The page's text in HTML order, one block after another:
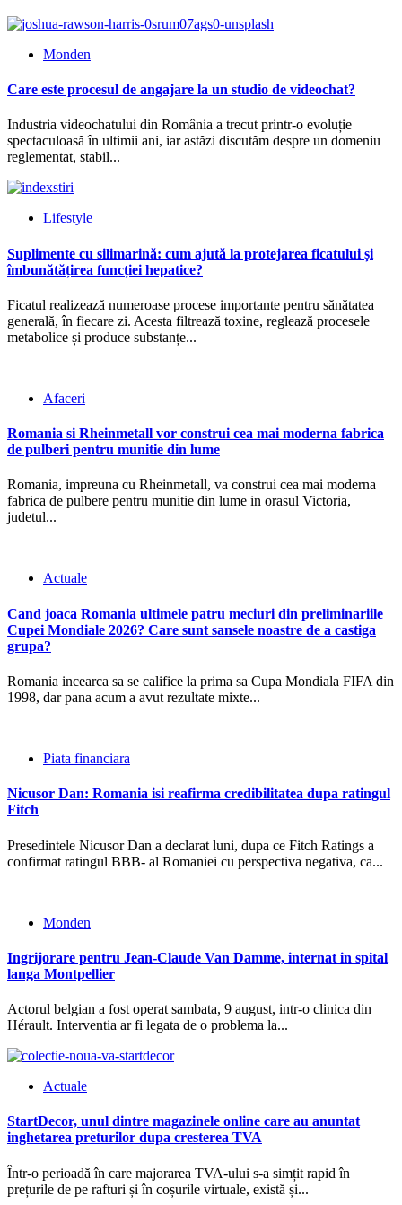
Monden
Care este procesul de angajare la un studio de videochat?
Industria videochatului din România a trecut printr-o evoluție
spectaculoasă în ultimii ani, iar astăzi discutăm despre un domeniu
reglementat, stabil...
Lifestyle
Suplimente cu silimarină: cum ajută la protejarea ficatului și
îmbunătățirea funcției hepatice?
Ficatul realizează numeroase procese importante pentru sănătatea
generală, în fiecare zi. Acesta filtrează toxine, reglează procesele
metabolice și produce substanțe...
Afaceri
Romania si Rheinmetall vor construi cea mai moderna fabrica
de pulberi pentru munitie din lume
Romania, impreuna cu Rheinmetall, va construi cea mai moderna
fabrica de pulbere pentru munitie din lume in orasul Victoria,
judetul...
Actuale
Cand joaca Romania ultimele patru meciuri din preliminariile
Cupei Mondiale 2026? Care sunt sansele noastre de a castiga
grupa?
Romania incearca sa se califice la prima sa Cupa Mondiala FIFA din
1998, dar pana acum a avut rezultate mixte...
Piata financiara
Nicusor Dan: Romania isi reafirma credibilitatea dupa ratingul
Fitch
Presedintele Nicusor Dan a declarat luni, dupa ce Fitch Ratings a
confirmat ratingul BBB- al Romaniei cu perspectiva negativa, ca...
Monden
Ingrijorare pentru Jean-Claude Van Damme, internat in spital
langa Montpellier
Actorul belgian a fost operat sambata, 9 august, intr-o clinica din
Hérault. Interventia ar fi legata de o problema la...
Actuale
StartDecor, unul dintre magazinele online care au anuntat
inghetarea preturilor dupa cresterea TVA
Într-o perioadă în care majorarea TVA-ului s-a simțit rapid în
prețurile de pe rafturi și în coșurile virtuale, există și...